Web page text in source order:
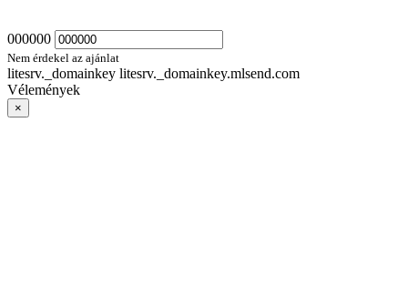
000000
Nem érdekel az ajánlat
litesrv._domainkey litesrv._domainkey.mlsend.com
Vélemények
×